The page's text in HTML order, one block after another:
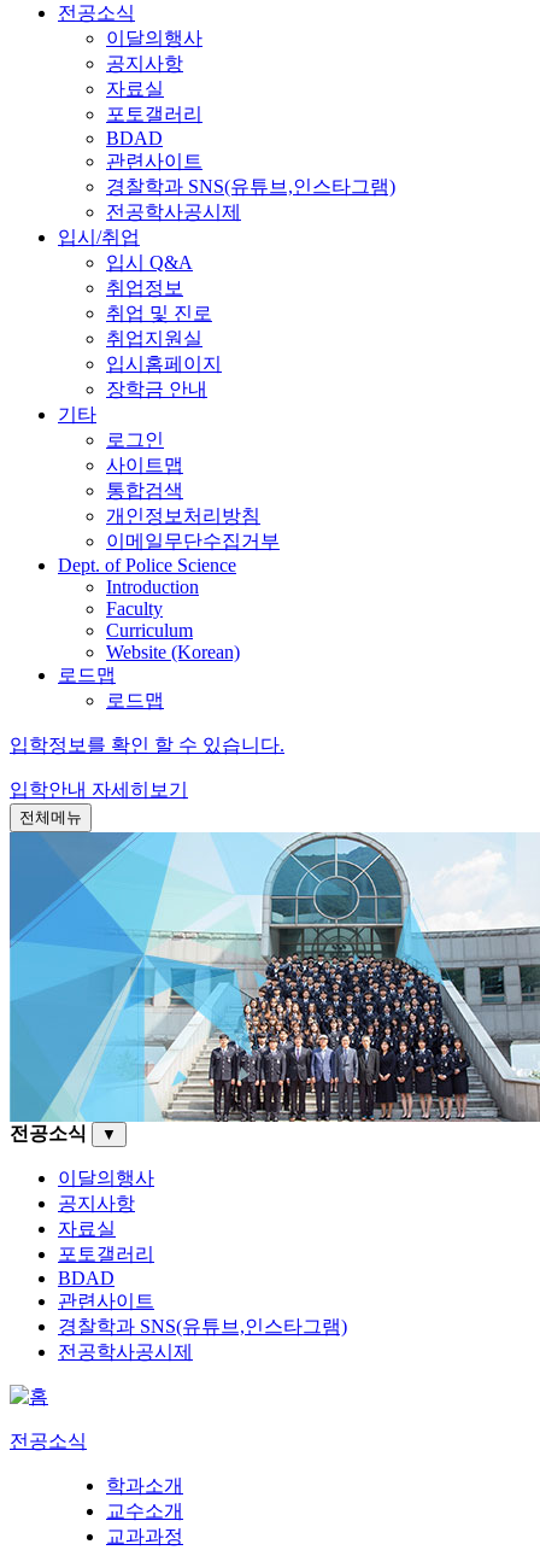
전공소식
이달의행사
공지사항
자료실
포토갤러리
BDAD
관련사이트
경찰학과 SNS(유튜브,인스타그램)
전공학사공시제
입시/취업
입시 Q&A
취업정보
취업 및 진로
취업지원실
입시홈페이지
장학금 안내
기타
로그인
사이트맵
통합검색
개인정보처리방침
이메일무단수집거부
Dept. of Police Science
Introduction
Faculty
Curriculum
Website (Korean)
로드맵
로드맵
입학정보를 확인 할 수 있습니다.
입학안내 자세히보기
전체메뉴
전공소식 ▼
이달의행사
공지사항
자료실
포토갤러리
BDAD
관련사이트
경찰학과 SNS(유튜브,인스타그램)
전공학사공시제
전공소식
학과소개
교수소개
교과과정